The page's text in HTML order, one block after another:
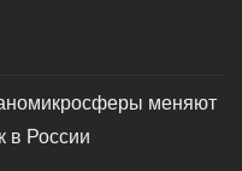
меняют
в России